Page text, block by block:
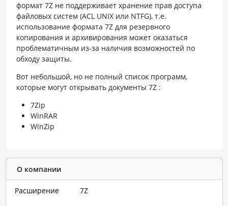
формат 7Z не поддерживает хранение прав доступа
файловых систем (ACL UNIX или NTFG), т.е.
использование формата 7Z для резервного
копирования и архивирования может оказаться
проблематичным из-за наличия возможностей по
обходу защиты.
Вот небольшой, но не полный список программ,
которые могут открывать документы 7Z :
7Zip
WinRAR
WinZip
О компании
Расширение 7Z